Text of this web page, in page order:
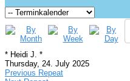
* Heidi J. *
Thursday, 24. July 2025
Previous Repeat